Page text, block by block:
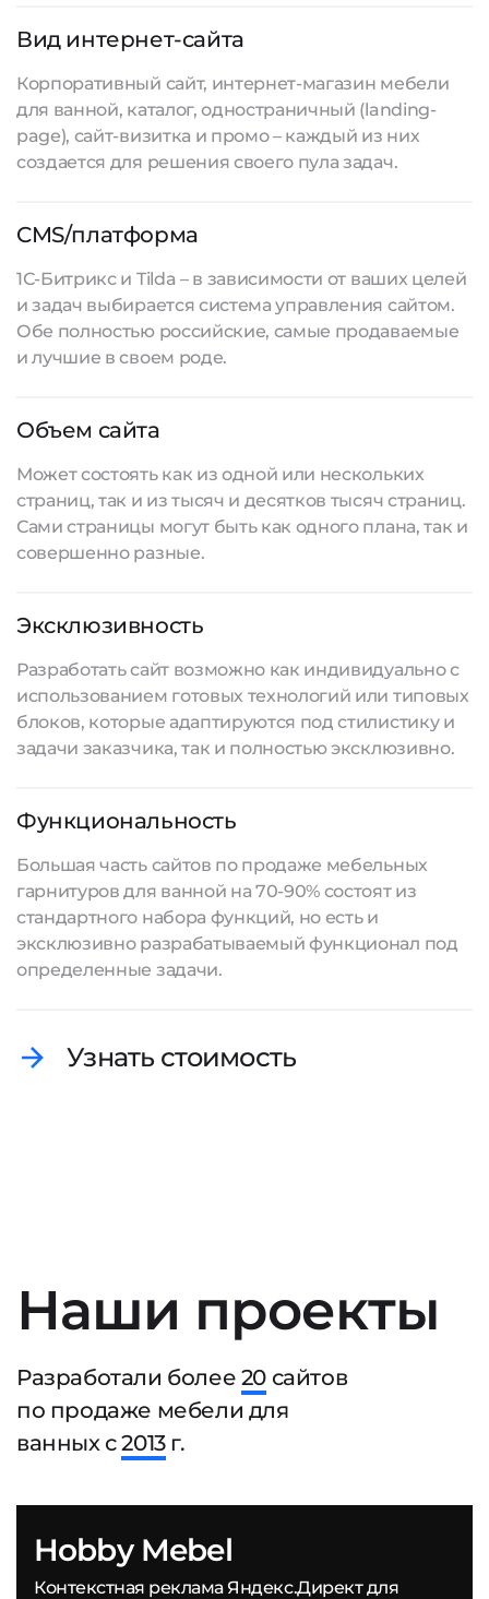
Вид интернет-сайта
Корпоративный сайт, интернет-магазин мебели
для ванной, каталог, одностраничный (landing-
page), сайт-визитка и промо – каждый из них
создается для решения своего пула задач.
CMS/платформа
1С-Битрикс и Tilda – в зависимости от ваших целей
и задач выбирается система управления сайтом.
Обе полностью российские, самые продаваемые
и лучшие в своем роде.
Объем сайта
Может состоять как из одной или нескольких
страниц, так и из тысяч и десятков тысяч страниц.
Сами страницы могут быть как одного плана, так и
совершенно разные.
Эксклюзивность
Разработать сайтвозможно как индивидуально с
использованием готовых технологий или типовых
блоков, которые адаптируются под стилистику и
задачи заказчика, так и полностью эксклюзивно.
Функциональность
Большая часть сайтов по продаже мебельных
гарнитуров для ванной на 70-90% состоят из
стандартного набора функций, но есть и
эксклюзивно разрабатываемый функционал под
определенные задачи.
Узнать стоимость
Наши проекты
Разработали более 20 сайтов
по продаже мебели для
ванных с2013г.
Hobby Mebel
Контекстная реклама Яндекс.Директ для